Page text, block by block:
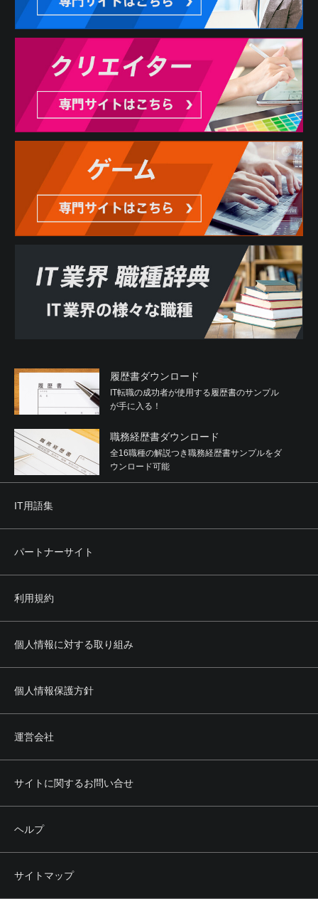
履歴書ダウンロード
IT転職の成功者が使用する履歴書のサンプル
が手に入る！
職務経歴書ダウンロード
全16職種の解説つき職務経歴書サンプルをダ
ウンロード可能
IT用語集
パートナーサイト
利用規約
個人情報に対する取り組み
個人情報保護方針
運営会社
サイトに関するお問い合せ
ヘルプ
サイトマップ